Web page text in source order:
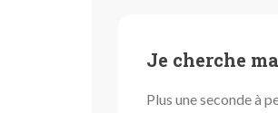
Je cherche
Plus une seconde à